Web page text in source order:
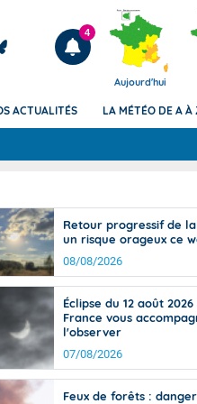
Articles
4
Aujourd'hui
de
Phénomènes
Avertissement pluies
des communes (Apic)
Bulletins Marine
Bulletins
d'avalanche
Météo des forêts
Vigicrues
ACTUALITÉS LA MÉTÉO DE A À
Retour progressif de
un risque orageux ce
08/08/2026
Éclipse du 12 août
France vous
l'observer
07/08/2026
Feux de forêts :